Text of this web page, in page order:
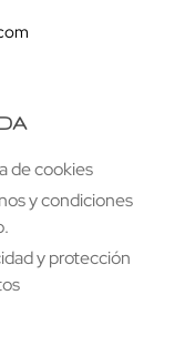
de cookies
y condiciones
y protección